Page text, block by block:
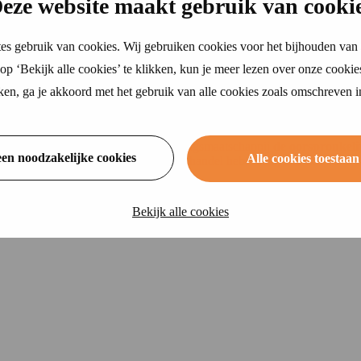
website maakt gebruik van
gebruik van cookies. Wij gebruiken cookies voor het bijhouden
‘Bekijk alle cookies’ te klikken, kun je meer lezen over onze
ga je akkoord met het gebruik van alle cookies zoals omschreven
noodzakelijke cookies Alle cookies toestaan
Bekijk alle cookies
reisverzekering
van mijn camper?
niet waar je dit kan vinden? Op Alpina.nl lees je hoe je de
heeft de verzekeringsmaatschappij de
camper-, caravan- of autohandel hebt staan, dan kan deze
via de importeur of de dealer van de camper. Aan de hand
of nieuwprijs.